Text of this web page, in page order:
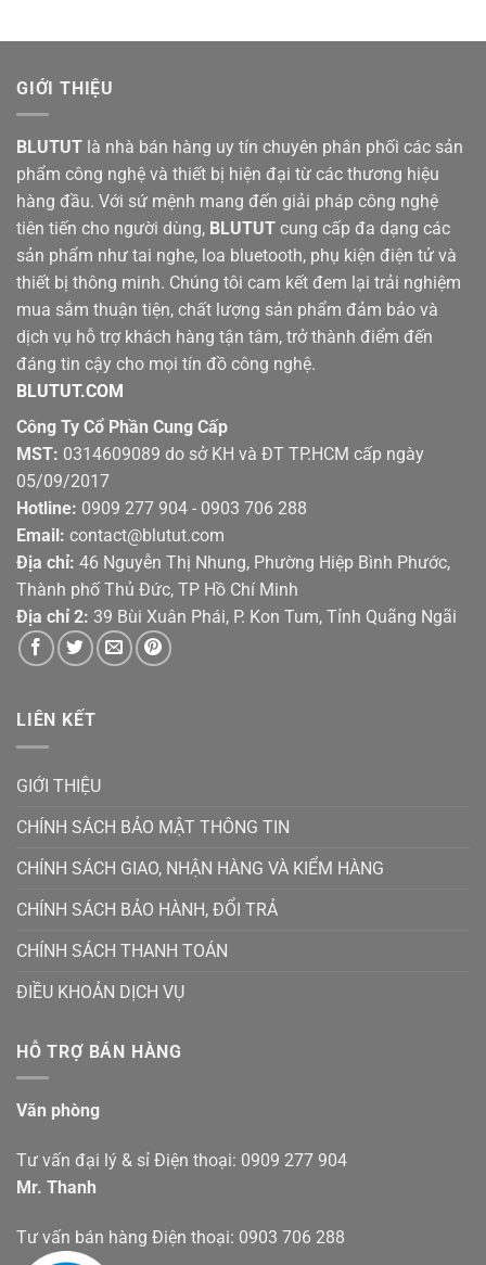
GIỚI THIỆU
BLUTUT là nhà bán hàng uy tín chuyên phân phối các sản
phẩm công nghệ và thiết bị hiện đại từ các thương hiệu
hàng đầu. Với sứ mệnh mang đến giải pháp công nghệ
tiên tiến cho người dùng, BLUTUT cung cấp đa dạng các
sản phẩm như tai nghe, loa bluetooth, phụ kiện điện tử và
thiết bị thông minh. Chúng tôi cam kết đem lại trải nghiệm
mua sắm thuận tiện, chất lượng sản phẩm đảm bảo và
dịch vụ hỗ trợ khách hàng tận tâm, trở thành điểm đến
đáng tin cậy cho mọi tín đồ công nghệ.
BLUTUT.COM
Công Ty Cổ Phần Cung Cấp
MST: 0314609089 do sở KH và ĐT TP.HCM cấp ngày
05/09/2017
Hotline: 0909 277 904 - 0903 706 288
Email: contact@blutut.com
Địa chỉ: 46 Nguyễn Thị Nhung, Phường Hiệp Bình Phước,
Thành phố Thủ Đức, TP Hồ Chí Minh
Địa chỉ 2: 39 Bùi Xuân Phái, P. Kon Tum, Tỉnh Quãng Ngãi
LIÊN KẾT
GIỚI THIỆU
CHÍNH SÁCH BẢO MẬT THÔNG TIN
CHÍNH SÁCH GIAO, NHẬN HÀNG VÀ KIỂM HÀNG
CHÍNH SÁCH BẢO HÀNH, ĐỔI TRẢ
CHÍNH SÁCH THANH TOÁN
ĐIỀU KHOẢN DỊCH VỤ
HỖ TRỢ BÁN HÀNG
Văn phòng
Tư vấn đại lý & sỉ Điện thoại: 0909 277 904
Mr. Thanh
Tư vấn bán hàng Điện thoại: 0903 706 288